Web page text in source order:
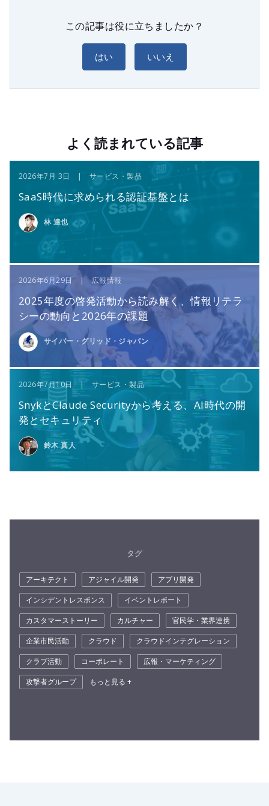
この記事は役に立ちましたか？
はい いいえ
よく読まれている記事
2026年7月 3日 | サービス・製品
SaaS時代に求められる認証基盤とは
林 達也
2026年6月29日 | 広報情報
2025年度の啓発活動から読み解く、情報リテラ
シーの動向と2026年の課題
サイバー・グリッド・ジャパン
2026年7月10日 | サービス・製品
SnykとClaude Securityから考える、AI時代の開
発とセキュリティ
鈴木 真人
タグ
アーキテクト アジャイル開発
アプリ開発
インシデントレスポンス
イベントレポート
カスタマーストーリー
カルチャー
官民学・業界連携
企業市民活動
クラウド
クラウドインテグレーション
クラブ活動
コーポレート
広報・マーケティング
攻撃者グループ
もっと見る +